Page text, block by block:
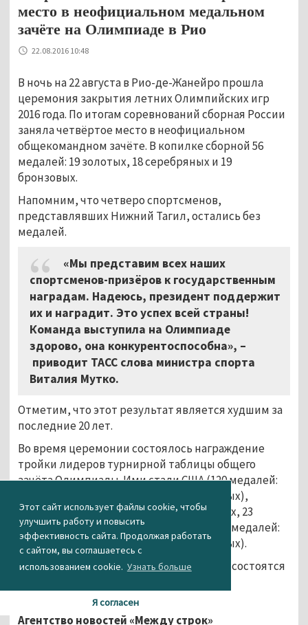
Этот сайт использует файлы cookie, чтобы
улучшить работу и повысить
эффективность сайта. Продолжая работать
с сайтом, вы соглашаетесь с
использованием cookie. Узнать больше
Я согласен
место в неофициальном медальном
зачёте на Олимпиаде в Рио
22.08.2016 10:48
В ночь на 22 августа в Рио-де-Жанейро прошла
церемония закрытия летних Олимпийских игр
2016 года. По итогам соревнований сборная России
заняла четвёртое место в неофициальном
общекомандном зачёте. В копилке сборной 56
медалей: 19 золотых, 18 серебряных и 19
бронзовых.
Напомним, что четверо спортсменов,
представлявших Нижний Тагил, остались без
медалей.
«Мы представим всех наших
спортсменов-призёров к государственным
наградам. Надеюсь, президент поддержит
их и наградит. Это успех всей страны!
Команда выступила на Олимпиаде
здорово, она конкурентоспособна», –
приводит ТАСС слова министра спорта
Виталия Мутко.
Отметим, что этот результат является худшим за
последние 20 лет.
Во время церемонии состоялось награждение
тройки лидеров турнирной таблицы общего
зачёта Олимпиады. Ими стали США (120 медалей:
45 золотых, 37 серебряных и 38 бронзовых),
Великобритания (67 медалей: 27 золотых, 23
серебряных и 17 бронзовых) и Китай (70 медалей:
26 золотых, 18 серебряных и 26 бронзовых).
Следующие летние Олимпийские Игры состоятся
Агентство новостей «Между строк»